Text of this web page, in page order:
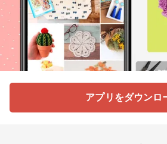
アプリをダウンロ